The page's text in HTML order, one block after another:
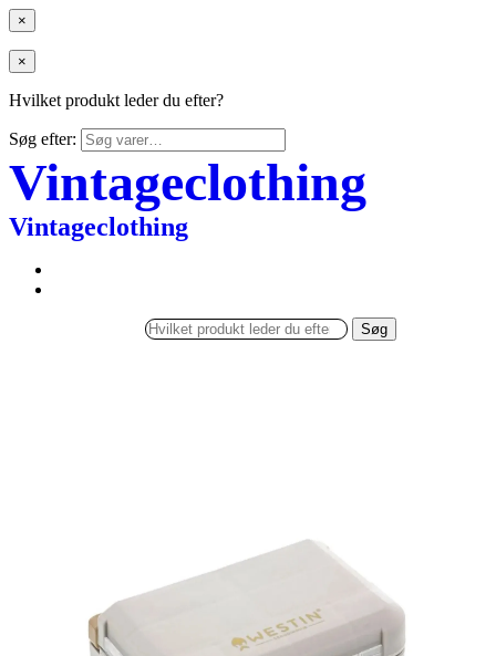
×
×
Hvilket produkt leder du efter?
Søg efter:
Vintageclothing
Vintageclothing
Søg